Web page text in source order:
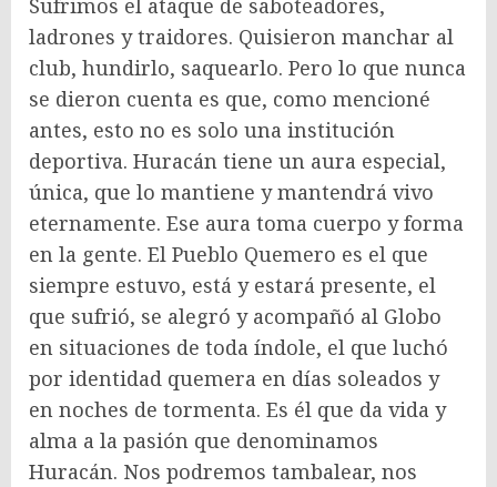
Sufrimos el ataque de saboteadores,
ladrones y traidores. Quisieron manchar al
club, hundirlo, saquearlo. Pero lo que nunca
se dieron cuenta es que, como mencioné
antes, esto no es solo una institución
deportiva. Huracán tiene un aura especial,
única, que lo mantiene y mantendrá vivo
eternamente. Ese aura toma cuerpo y forma
en la gente. El Pueblo Quemero es el que
siempre estuvo, está y estará presente, el
que sufrió, se alegró y acompañó al Globo
en situaciones de toda índole, el que luchó
por identidad quemera en días soleados y
en noches de tormenta. Es él que da vida y
alma a la pasión que denominamos
Huracán. Nos podremos tambalear, nos